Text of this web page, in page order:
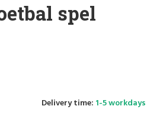
spel
Delivery time: 1-5 workdays